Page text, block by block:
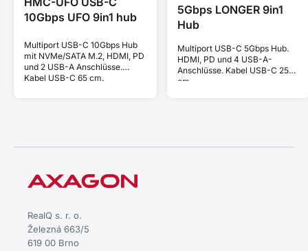
10Gbps UFO 9in1 hub
Multiport USB-C 10Gbps Hub
mit NVMe/SATA M.2, HDMI, PD
und 2 USB-A Anschlüsse.
Kabel USB-C 65 cm.
5Gbps LONGER 9in1
Hub
Multiport USB-C 5Gbps Hub.
HDMI, PD und 4 USB-A-
Anschlüsse. Kabel USB-C 25
cm.
RealQ s. r. o.
Železná 663/5
619 00 Brno